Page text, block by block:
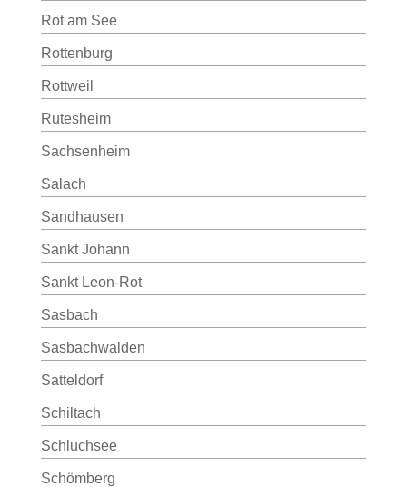
Rot am See
Rottenburg
Rottweil
Rutesheim
Sachsenheim
Salach
Sandhausen
Sankt Johann
Sankt Leon-Rot
Sasbach
Sasbachwalden
Satteldorf
Schiltach
Schluchsee
Schömberg